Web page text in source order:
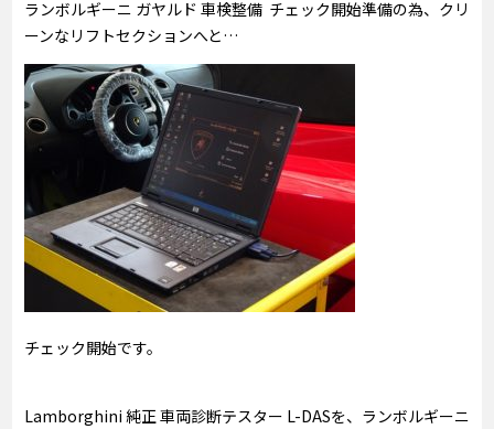
ランボルギーニ ガヤルド 車検整備 チェック開始準備の為、クリ
ーンなリフトセクションへと…
チェック開始です。
Lamborghini 純正 車両診断テスター L-DASを、ランボルギーニ